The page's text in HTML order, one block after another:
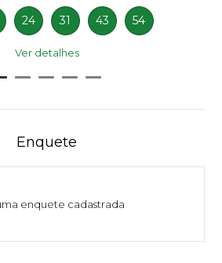
24 31 43 54
Ver detalhes
Enquete
enquete cadastrada